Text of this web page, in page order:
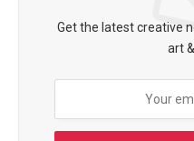
Get the latest creative
art